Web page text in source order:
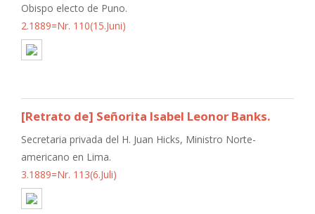
Obispo electo de Puno.
2.1889=Nr. 110(15.Juni)
[Retrato de] Señorita Isabel Leonor Banks.
Secretaria privada del H. Juan Hicks, Ministro Norte-
americano en Lima.
3.1889=Nr. 113(6.Juli)